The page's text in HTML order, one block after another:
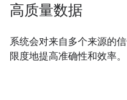
高质量数据
系统会对来自多个来源的
限度地提高准确性和效率。